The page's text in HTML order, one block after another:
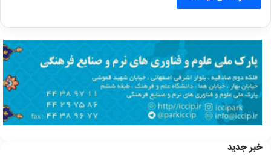
خبر جدید